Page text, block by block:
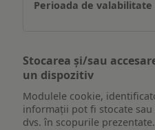
Stocarea și/sau
un dispozitiv
Modulele cookie,
informații pot fi stocate sau
dvs. în scopurile prezentate.